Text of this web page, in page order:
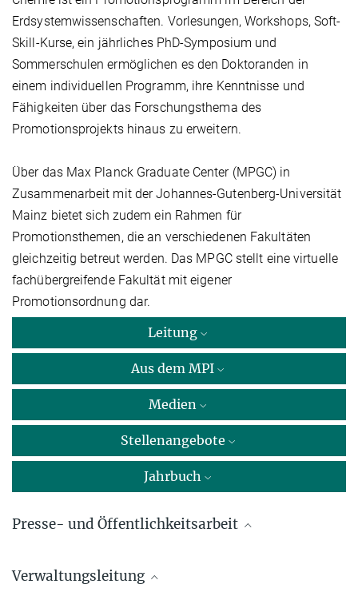
Erdsystemwissenschaften. Vorlesungen, Workshops, Soft-
Skill-Kurse, ein jährliches PhD-Symposium und
Sommerschulen ermöglichen es den Doktoranden in
einem individuellen Programm, ihre Kenntnisse und
Fähigkeiten über das Forschungsthema des
Promotionsprojekts hinaus zu erweitern.
Über das Max Planck Graduate Center (MPGC) in
Zusammenarbeit mit der Johannes-Gutenberg-Universität
Mainz bietet sich zudem ein Rahmen für
Promotionsthemen, die an verschiedenen Fakultäten
gleichzeitig betreut werden. Das MPGC stellt eine virtuelle
fachübergreifende Fakultät mit eigener
Promotionsordnung dar.
Leitung
Aus dem MPI
Medien
Stellenangebote
Jahrbuch
Presse- und Öffentlichkeitsarbeit
Dr. Susanne Benner
Verwaltungsleitung